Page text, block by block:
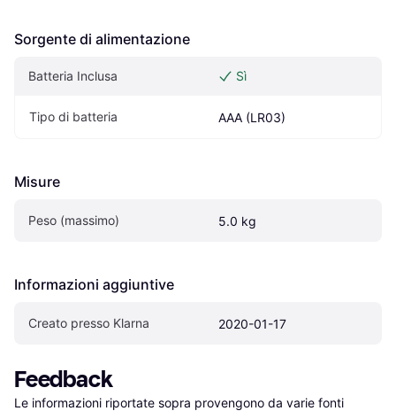
Sorgente di alimentazione
Batteria Inclusa Sì
Tipo di batteria AAA (LR03)
Misure
Peso (massimo) 5.0 kg
Informazioni aggiuntive
Creato presso Klarna 2020-01-17
Feedback
Le informazioni riportate sopra provengono da varie fonti